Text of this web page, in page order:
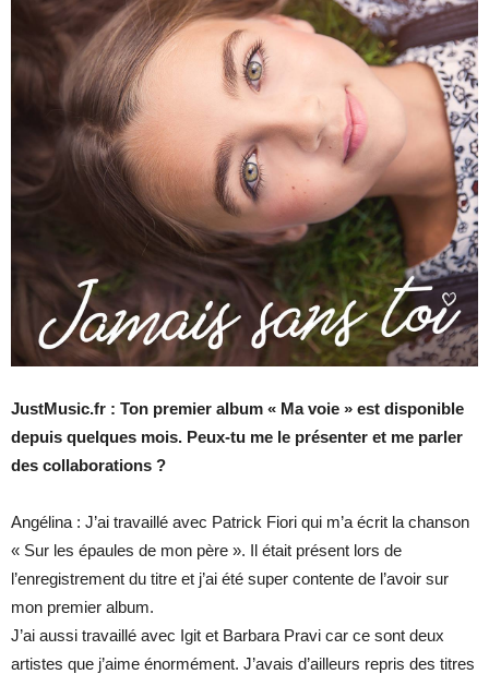
JustMusic.fr : Ton premier album « Ma voie » est disponible
depuis quelques mois. Peux-tu me le présenter et me parler
des collaborations ?
Angélina : J’ai travaillé avec Patrick Fiori qui m’a écrit la chanson
« Sur les épaules de mon père ». Il était présent lors de
l’enregistrement du titre et j’ai été super contente de l’avoir sur
mon premier album.
J’ai aussi travaillé avec Igit et Barbara Pravi car ce sont deux
artistes que j’aime énormément. J’avais d’ailleurs repris des titres